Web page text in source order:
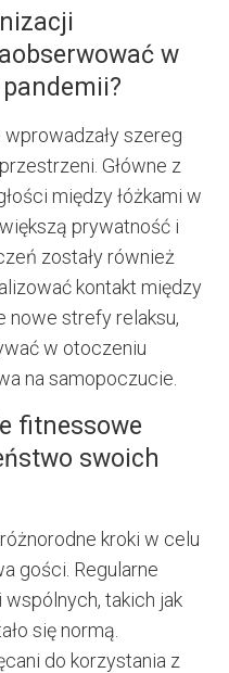
w
szereg
Główne z
między łóżkami w
prywatność i
zostały również
kontakt między
nowe strefy relaksu,
w otoczeniu
na samopoczucie.
fitnessowe
swoich
kroki w celu
gości. Regularne
takich jak
się normą.
do korzystania z